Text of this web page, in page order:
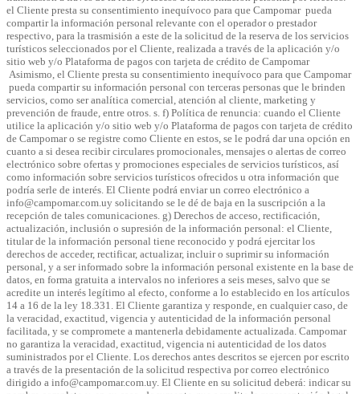
el Cliente presta su consentimiento inequívoco para que Campomar pueda
compartir la información personal relevante con el operador o prestador
respectivo, para la trasmisión a este de la solicitud de la reserva de los servicios
turísticos seleccionados por el Cliente, realizada a través de la aplicación y/o
sitio web y/o Plataforma de pagos con tarjeta de crédito de Campomar
Asimismo, el Cliente presta su consentimiento inequívoco para que Campomar
pueda compartir su información personal con terceras personas que le brinden
servicios, como ser analítica comercial, atención al cliente, marketing y
prevención de fraude, entre otros. s. f) Política de renuncia: cuando el Cliente
utilice la aplicación y/o sitio web y/o Plataforma de pagos con tarjeta de crédito
de Campomar o se registre como Cliente en estos, se le podrá dar una opción en
cuanto a si desea recibir circulares promocionales, mensajes o alertas de correo
electrónico sobre ofertas y promociones especiales de servicios turísticos, así
como información sobre servicios turísticos ofrecidos u otra información que
podría serle de interés. El Cliente podrá enviar un correo electrónico a
info@campomar.com.uy solicitando se le dé de baja en la suscripción a la
recepción de tales comunicaciones. g) Derechos de acceso, rectificación,
actualización, inclusión o supresión de la información personal: el Cliente,
titular de la información personal tiene reconocido y podrá ejercitar los
derechos de acceder, rectificar, actualizar, incluir o suprimir su información
personal, y a ser informado sobre la información personal existente en la base de
datos, en forma gratuita a intervalos no inferiores a seis meses, salvo que se
acredite un interés legítimo al efecto, conforme a lo establecido en los artículos
14 a 16 de la ley 18.331. El Cliente garantiza y responde, en cualquier caso, de
la veracidad, exactitud, vigencia y autenticidad de la información personal
facilitada, y se compromete a mantenerla debidamente actualizada. Campomar
no garantiza la veracidad, exactitud, vigencia ni autenticidad de los datos
suministrados por el Cliente. Los derechos antes descritos se ejercen por escrito
a través de la presentación de la solicitud respectiva por correo electrónico
dirigido a info@campomar.com.uy. El Cliente en su solicitud deberá: indicar su